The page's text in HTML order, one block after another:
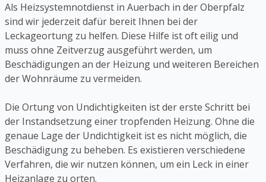
Als Heizsystemnotdienst in Auerbach in der Oberpfalz
sind wir jederzeit dafür bereit Ihnen bei der
Leckageortung zu helfen. Diese Hilfe ist oft eilig und
muss ohne Zeitverzug ausgeführt werden, um
Beschädigungen an der Heizung und weiteren Bereichen
der Wohnräume zu vermeiden.
Die Ortung von Undichtigkeiten ist der erste Schritt bei
der Instandsetzung einer tropfenden Heizung. Ohne die
genaue Lage der Undichtigkeit ist es nicht möglich, die
Beschädigung zu beheben. Es existieren verschiedene
Verfahren, die wir nutzen können, um ein Leck in einer
Heizanlage zu orten.